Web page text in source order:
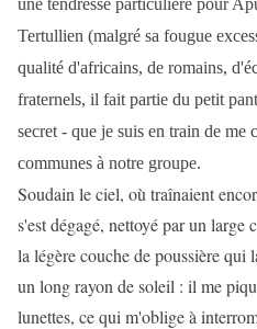
une tendresse particulière pour
Tertullien (malgré sa fougue
qualité d'africains, de romains,
fraternels, il fait partie du petit
secret - que je suis en train de me
communes à notre groupe.
Soudain le ciel, où traînaient
s'est dégagé, nettoyé par un
la légère couche de poussière qui
un long rayon de soleil : il me
lunettes, ce qui m'oblige à